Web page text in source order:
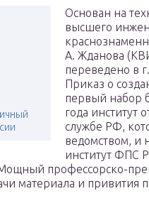
Основан на
высшего
А. Жданова
переведено в
Приказ о
первый набор
года институт
службе РФ,
ведомством, и
институт ФПС
профессорско-
материала и привития